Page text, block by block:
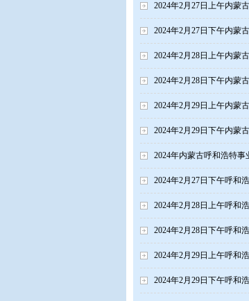
2024年2月27日上午内蒙
2024年2月27日下午内蒙
2024年2月28日上午内蒙
2024年2月28日下午内蒙
2024年2月29日上午内蒙
2024年2月29日下午内蒙
2024年内蒙古呼和浩特事
2024年2月27日下午呼和
2024年2月28日上午呼和
2024年2月28日下午呼和
2024年2月29日上午呼和
2024年2月29日下午呼和